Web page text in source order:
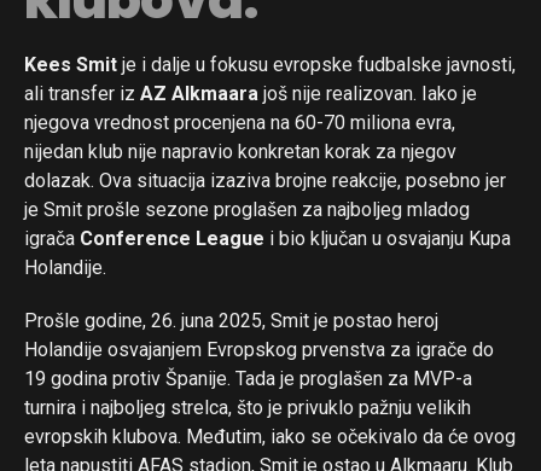
Kees Smit je i dalje u fokusu evropske fudbalske javnosti,
ali transfer iz AZ Alkmaara još nije realizovan. Iako je
njegova vrednost procenjena na 60-70 miliona evra,
nijedan klub nije napravio konkretan korak za njegov
dolazak. Ova situacija izaziva brojne reakcije, posebno jer
je Smit prošle sezone proglašen za najboljeg mladog
igrača Conference League i bio ključan u osvajanju Kupa
Holandije.
Prošle godine, 26. juna 2025, Smit je postao heroj
Holandije osvajanjem Evropskog prvenstva za igrače do
19 godina protiv Španije. Tada je proglašen za MVP-a
turnira i najboljeg strelca, što je privuklo pažnju velikih
evropskih klubova. Međutim, iako se očekivalo da će ovog
leta napustiti AFAS stadion, Smit je ostao u Alkmaaru. Klub